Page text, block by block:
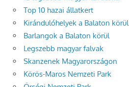
Top 10 hazai állatkert
Kirándulóhelyek a Balaton körül
Barlangok a Balaton körül
Legszebb magyar falvak
Skanzenek Magyarországon
Körös-Maros Nemzeti Park